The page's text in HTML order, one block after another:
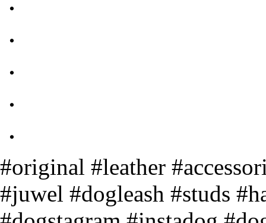
・
・
・
・
・
#original #leather
#juwel #dogleash #studs